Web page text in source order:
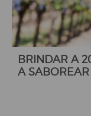
BRINDAR A
A